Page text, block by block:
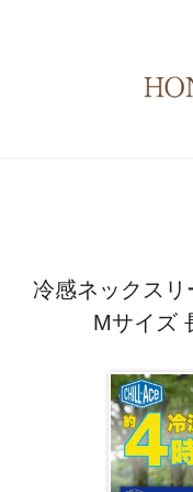
冷感ネックスリ
Mサイズ